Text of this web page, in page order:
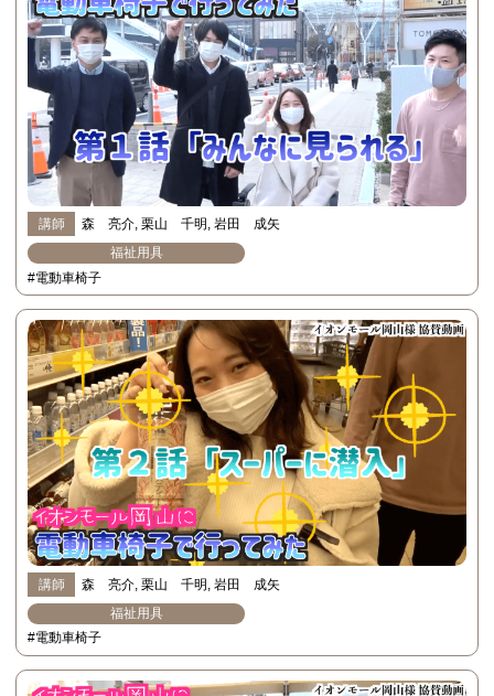
講師 森 亮介 栗山 千明
岩田 成矢
福祉用具
#電動車椅子
講師 森 亮介 栗山 千明
岩田 成矢
福祉用具
#電動車椅子